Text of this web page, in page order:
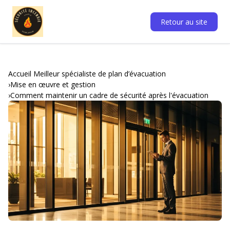
Retour au site
Accueil Meilleur spécialiste de plan d’évacuation
Mise en œuvre et gestion
Comment maintenir un cadre de sécurité après l'évacuation